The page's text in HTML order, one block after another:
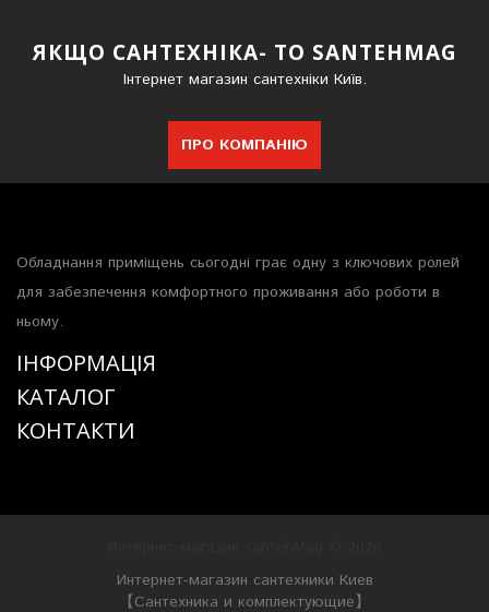
ЯКЩО САНТЕХНІКА- ТО SANTEHMAG
Інтернет магазин сантехніки Київ.
ПРО КОМПАНІЮ
Обладнання приміщень сьогодні грає одну з ключових ролей
для забезпечення комфортного проживання або роботи в
ньому.
ІНФОРМАЦІЯ
КАТАЛОГ
КОНТАКТИ
Интернет-магазин сантехники Киев
【Сантехника и комплектующие】